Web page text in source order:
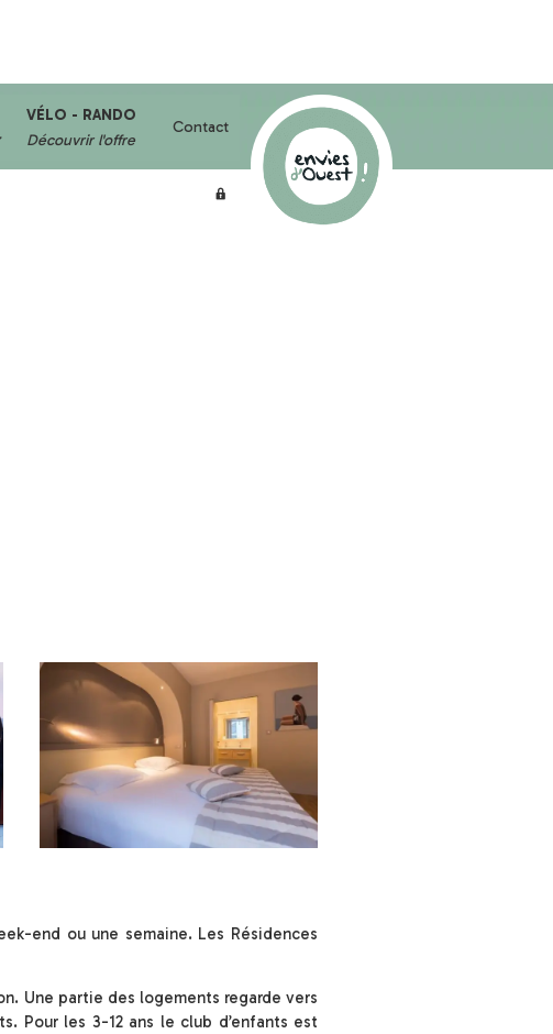
VÉLO - RANDO
Découvrir l'offre
Contact
end ou une semaine. Les Résidences
Une partie des logements regarde vers
Pour les 3-12 ans le club d’enfants est